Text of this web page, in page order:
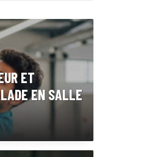
ET
EN SALLE